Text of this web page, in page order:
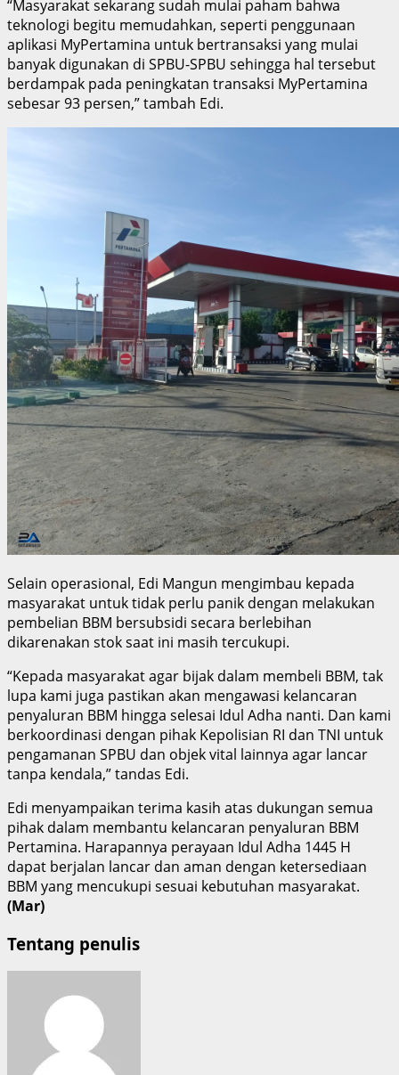
“Masyarakat sekarang sudah mulai paham bahwa
teknologi begitu memudahkan, seperti penggunaan
aplikasi MyPertamina untuk bertransaksi yang mulai
banyak digunakan di SPBU-SPBU sehingga hal tersebut
berdampak pada peningkatan transaksi MyPertamina
sebesar 93 persen,” tambah Edi.
Selain operasional, Edi Mangun mengimbau kepada
masyarakat untuk tidak perlu panik dengan melakukan
pembelian BBM bersubsidi secara berlebihan
dikarenakan stok saat ini masih tercukupi.
“Kepada masyarakat agar bijak dalam membeli BBM, tak
lupa kami juga pastikan akan mengawasi kelancaran
penyaluran BBM hingga selesai Idul Adha nanti. Dan kami
berkoordinasi dengan pihak Kepolisian RI dan TNI untuk
pengamanan SPBU dan objek vital lainnya agar lancar
tanpa kendala,” tandas Edi.
Edi menyampaikan terima kasih atas dukungan semua
pihak dalam membantu kelancaran penyaluran BBM
Pertamina. Harapannya perayaan Idul Adha 1445 H
dapat berjalan lancar dan aman dengan ketersediaan
BBM yang mencukupi sesuai kebutuhan masyarakat.
(Mar)
Tentang penulis